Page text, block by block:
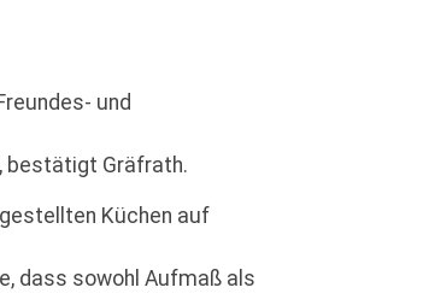
und
, bestätigt Gräfrath.
Küchen auf
dass sowohl Aufmaß als